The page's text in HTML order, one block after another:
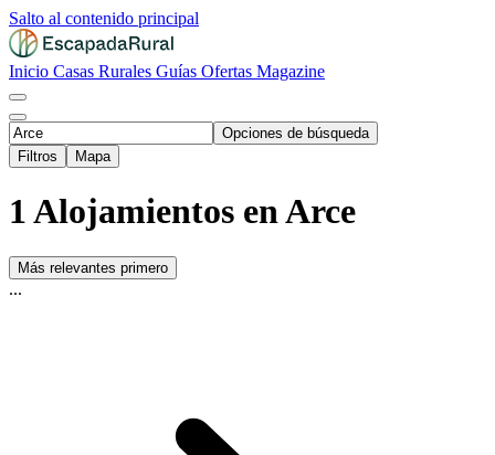
Salto al contenido principal
Inicio Casas Rurales Guías Ofertas Magazine
Opciones de búsqueda
Filtros
Mapa
1 Alojamientos en Arce
Más relevantes primero
...